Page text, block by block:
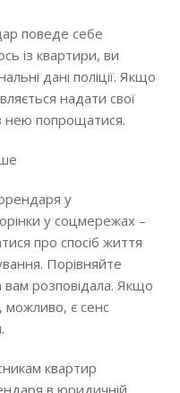
поведе себе
із квартири, ви
дані поліції. Якщо
надати свої
нею попрощатися.
у
у соцмережах –
про спосіб життя
Порівняйте
розповідала. Якщо
можливо, є сенс
квартир
в юридичній